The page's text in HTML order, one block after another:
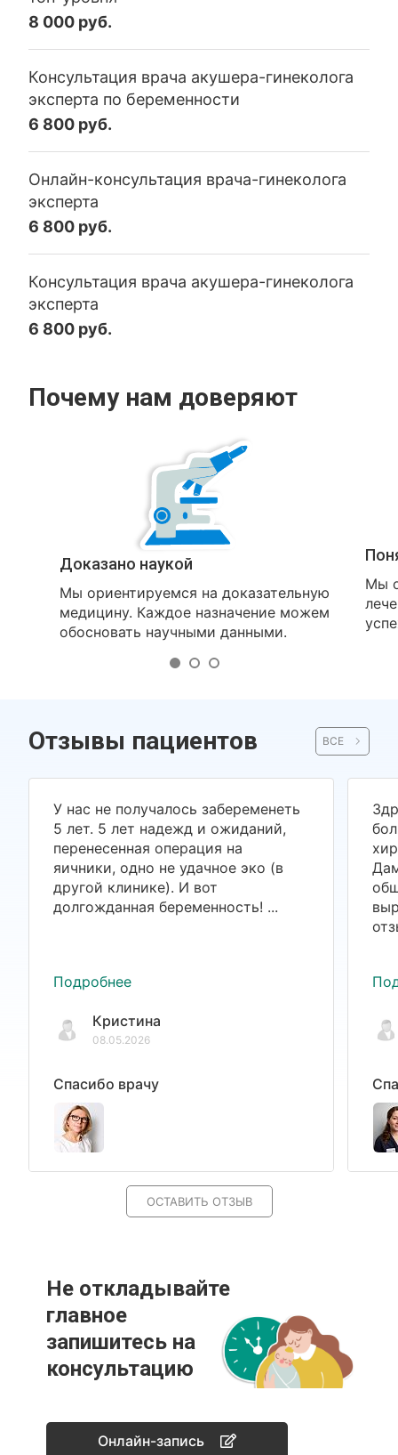
8 000 руб.
Консультация врача акушера-гинеколога
эксперта по беременности
6 800 руб.
Онлайн-консультация врача-гинеколога
эксперта
6 800 руб.
Консультация врача акушера-гинеколога
эксперта
6 800 руб.
Почему нам доверяют
Доказано наукой
Мы ориентируемся на доказательную
медицину. Каждое назначение можем
обосновать научными данными.
Мы
Отзывы пациентов ВСЕ
У нас не получалось забеременеть
5 лет. 5 лет надежд и ожиданий,
перенесенная операция на
яичники, одно не удачное эко (в
другой клинике). И вот
долгожданная беременность! ...
Подробнее
Кристина
08.05.2026
Спасибо врачу
ОСТАВИТЬ ОТЗЫВ
Не откладывайте
главное
запишитесь на
консультацию
Онлайн-запись